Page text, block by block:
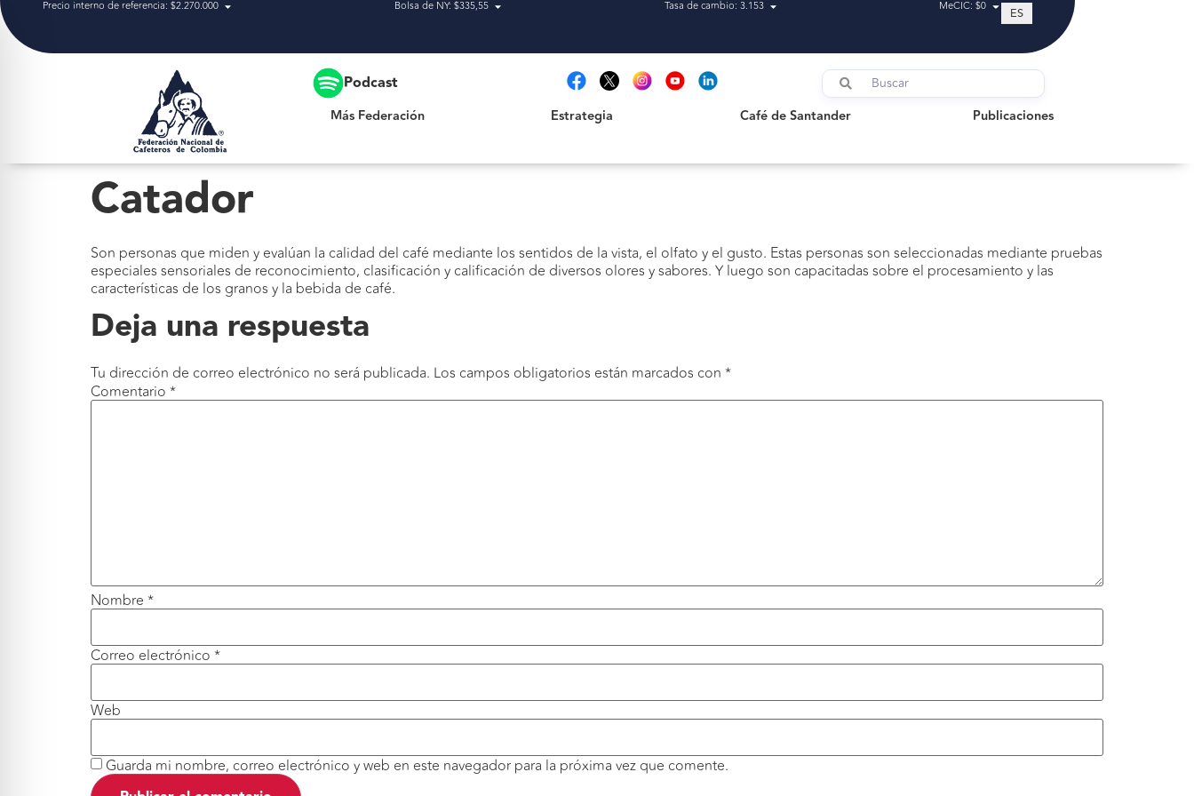
Precio interno de referencia: $2.270.000 Bolsa de NY: $335,55 Tasa de cambio: 3.153 MeCIC: $0 ES
Podcast
Más Federación Estrategia Café de Santander Publicaciones
Publicaciones
Catador
Son personas que miden y evalúan la calidad del café mediante los sentidos de la vista, el olfato y el gusto. Estas personas son seleccionadas mediante pruebas
especiales sensoriales de reconocimiento, clasificación y calificación de diversos olores y sabores. Y luego son capacitadas sobre el procesamiento y las
características de los granos y la bebida de café.
Deja una respuesta
Tu dirección de correo electrónico no será publicada. Los campos obligatorios están marcados con *
Comentario *
Nombre *
Correo electrónico *
Web
Guarda mi nombre, correo electrónico y web en este navegador para la próxima vez que comente.